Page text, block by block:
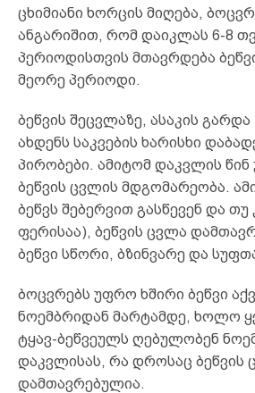
ცხიმიანი ხორცის მიღება,
ანგარიშით, რომ დაიკლას 6-8
პერიოდისთვის მთავრდება
მეორე პერიოდი.
ბეწვის შეცვლაზე, ასაკის
ახდენს საკვების ხარისხი
პირობები. ამიტომ დაკვლის წინ
ბეწვის ცვლის მდგომარეობა.
ბეწვს შებერვით გასწევენ და
ფერისაა), ბეწვის ცვლა
ბეწვი სწორი, ბზინვარე და
ბოცვრებს უფრო ხშირი ბეწვი
ნოემბრიდან მარტამდე, ხოლო
ტყავ-ბეწვეულს ღებულობენ
დაკვლისას, რა დროსაც ბეწვის
დამთავრებულია.